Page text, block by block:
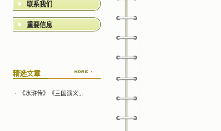
联系我们
重要信息
精选文章
· 《水浒传》《三国演义...